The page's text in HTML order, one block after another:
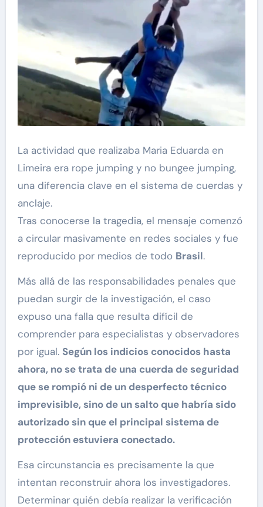
La actividad que realizaba Maria Eduarda en
Limeira era rope jumping y no bungee jumping,
una diferencia clave en el sistema de cuerdas y
anclaje.
Tras conocerse la tragedia, el mensaje comenzó
a circular masivamente en redes sociales y fue
reproducido por medios de todo Brasil.
Más allá de las responsabilidades penales que
puedan surgir de la investigación, el caso
expuso una falla que resulta difícil de
comprender para especialistas y observadores
por igual. Según los indicios conocidos hasta
ahora, no se trata de una cuerda de seguridad
que se rompió ni de un desperfecto técnico
imprevisible, sino de un salto que habría sido
autorizado sin que el principal sistema de
protección estuviera conectado.
Esa circunstancia es precisamente la que
intentan reconstruir ahora los investigadores.
Determinar quién debía realizar la verificación